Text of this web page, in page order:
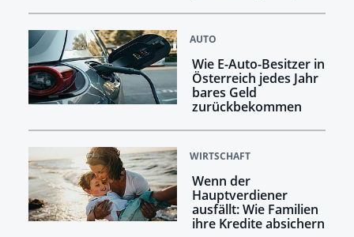
AUTO
Wie E-Auto-Besitzer in
Österreich jedes Jahr
bares Geld
zurückbekommen
WIRTSCHAFT
Wenn der
Hauptverdiener
ausfällt: Wie Familien
ihre Kredite absichern